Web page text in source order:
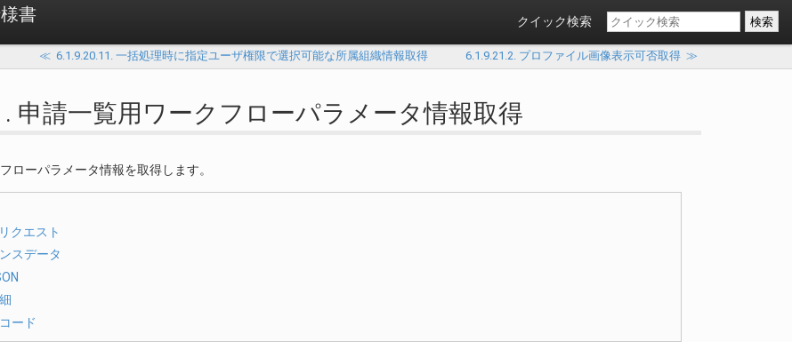
書 クイック検索
≪ 6.1.9.20.11. 一括処理時に指定ユーザ権限で選択可能な所属組織情報取得 6.1.9.21.2. プロファイル画像表示可否取得≫
申請一覧用ワークフローパラメータ情報取得
ローパラメータ情報を取得します。
クエスト
スデータ
ード